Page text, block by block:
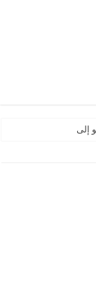
التحلي بالصب